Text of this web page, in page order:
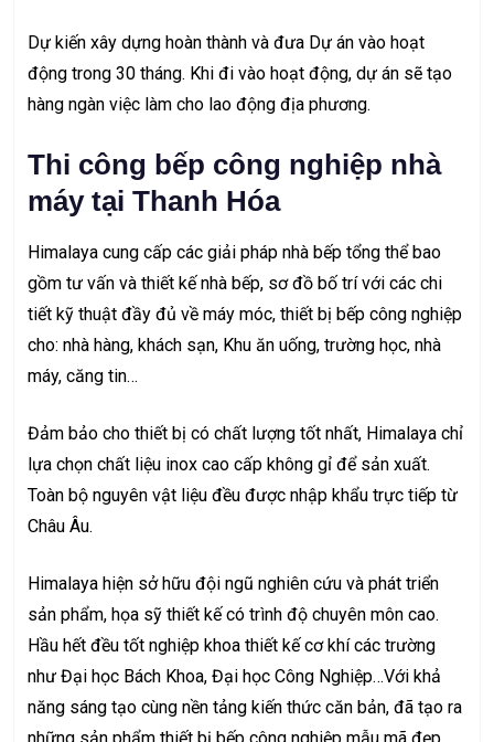
Dự kiến xây dựng hoàn thành và đưa Dự án vào hoạt
động trong 30 tháng. Khi đi vào hoạt động, dự án sẽ tạo
hàng ngàn việc làm cho lao động địa phương.
Thi công bếp công nghiệp nhà
máy tại Thanh Hóa
Himalaya cung cấp các giải pháp nhà bếp tổng thể bao
gồm tư vấn và thiết kế nhà bếp, sơ đồ bố trí với các chi
tiết kỹ thuật đầy đủ về máy móc, thiết bị bếp công nghiệp
cho: nhà hàng, khách sạn, Khu ăn uống, trường học, nhà
máy, căng tin…
Đảm bảo cho thiết bị có chất lượng tốt nhất, Himalaya chỉ
lựa chọn chất liệu inox cao cấp không gỉ để sản xuất.
Toàn bộ nguyên vật liệu đều được nhập khẩu trực tiếp từ
Châu Âu.
Himalaya hiện sở hữu đội ngũ nghiên cứu và phát triển
sản phẩm, họa sỹ thiết kế có trình độ chuyên môn cao.
Hầu hết đều tốt nghiệp khoa thiết kế cơ khí các trường
như Đại học Bách Khoa, Đại học Công Nghiệp…Với khả
năng sáng tạo cùng nền tảng kiến thức căn bản, đã tạo ra